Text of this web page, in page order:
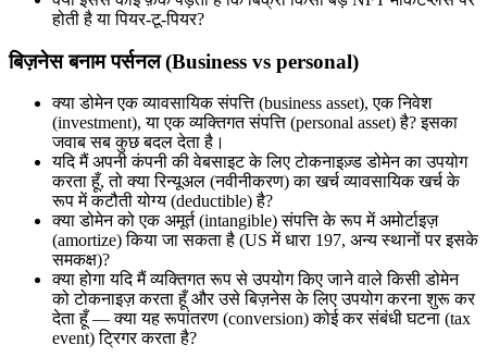
होती है या पियर-टू-पियर?
बिज़नेस बनाम पर्सनल (Business vs personal)
क्या डोमेन एक व्यावसायिक संपत्ति (business asset), एक निवेश
(investment), या एक व्यक्तिगत संपत्ति (personal asset) है? इसका
जवाब सब कुछ बदल देता है।
यदि मैं अपनी कंपनी की वेबसाइट के लिए टोकनाइज़्ड डोमेन का उपयोग
करता हूँ, तो क्या रिन्यूअल (नवीनीकरण) का खर्च व्यावसायिक खर्च के
रूप में कटौती योग्य (deductible) है?
क्या डोमेन को एक अमूर्त (intangible) संपत्ति के रूप में अमोर्टाइज़
(amortize) किया जा सकता है (US में धारा 197, अन्य स्थानों पर इसके
समकक्ष)?
क्या होगा यदि मैं व्यक्तिगत रूप से उपयोग किए जाने वाले किसी डोमेन
को टोकनाइज़ करता हूँ और उसे बिज़नेस के लिए उपयोग करना शुरू कर
देता हूँ — क्या यह रूपांतरण (conversion) कोई कर संबंधी घटना (tax
event) ट्रिगर करता है?